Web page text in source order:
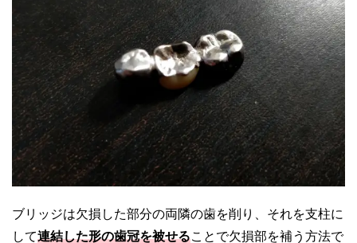
ブリッジは欠損した部分の両隣の歯を削り、それを支柱に
して連結した形の歯冠を被せることで欠損部を補う方法で